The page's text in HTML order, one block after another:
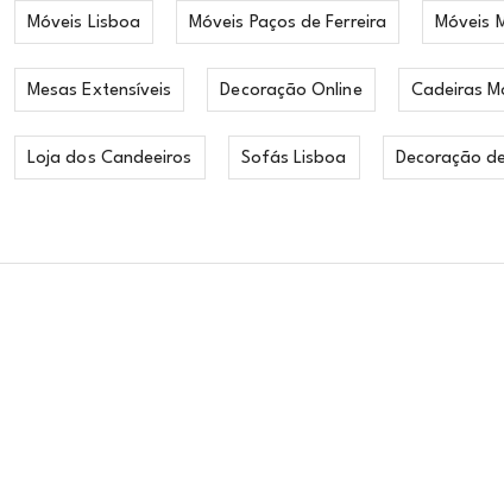
Móveis Lisboa Móveis Paços de Ferreira Móveis
Mesas Extensíveis Decoração Online Cadeiras
Loja dos Candeeiros Sofás Lisboa Decoração